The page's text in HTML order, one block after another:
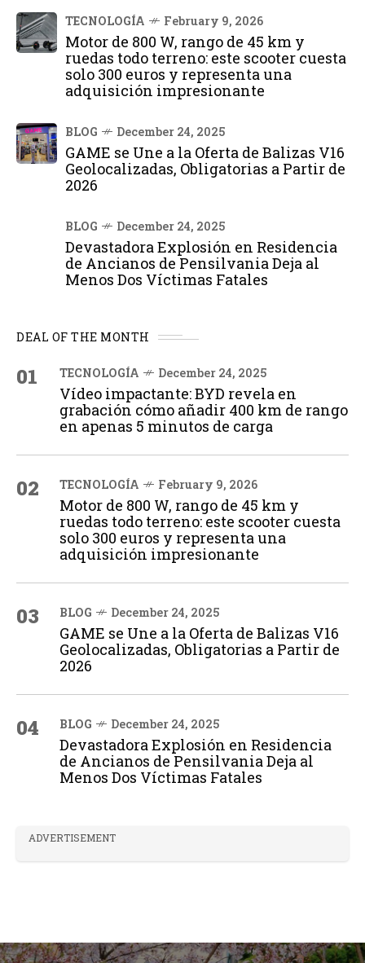
TECNOLOGÍA February 9, 2026
Motor de 800 W, rango de 45 km y
ruedas todo terreno: este scooter cuesta
solo 300 euros y representa una
adquisición impresionante
BLOG December 24, 2025
GAME se Une a la Oferta de Balizas V16
Geolocalizadas, Obligatorias a Partir de
2026
BLOG December 24, 2025
Devastadora Explosión en Residencia
de Ancianos de Pensilvania Deja al
Menos Dos Víctimas Fatales
DEAL OF THE MONTH
01 TECNOLOGÍA December 24, 2025
Vídeo impactante: BYD revela en
grabación cómo añadir 400 km de rango
en apenas 5 minutos de carga
02 TECNOLOGÍA February 9, 2026
Motor de 800 W, rango de 45 km y
ruedas todo terreno: este scooter cuesta
solo 300 euros y representa una
adquisición impresionante
03 BLOG December 24, 2025
GAME se Une a la Oferta de Balizas V16
Geolocalizadas, Obligatorias a Partir de
2026
04 BLOG December 24, 2025
Devastadora Explosión en Residencia
de Ancianos de Pensilvania Deja al
Menos Dos Víctimas Fatales
ADVERTISEMENT